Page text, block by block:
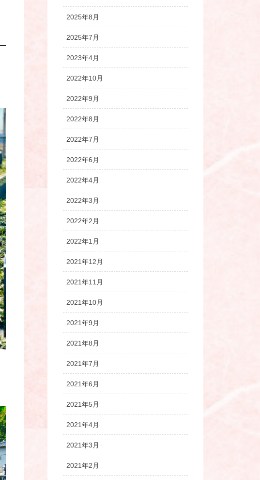
2025年8月
2025年7月
2023年4月
2022年10月
2022年9月
2022年8月
2022年7月
2022年6月
2022年4月
2022年3月
2022年2月
2022年1月
2021年12月
2021年11月
2021年10月
2021年9月
2021年8月
2021年7月
2021年6月
2021年5月
2021年4月
2021年3月
2021年2月